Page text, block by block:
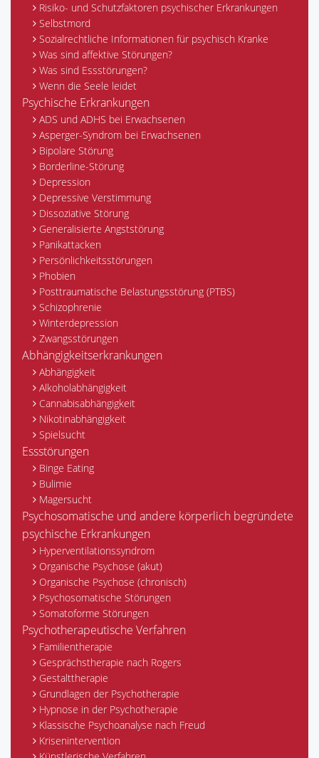
Risiko- und Schutzfaktoren psychischer Erkrankungen
Selbstmord
Sozialrechtliche Informationen für psychisch Kranke
Was sind affektive Störungen?
Was sind Essstörungen?
Wenn die Seele leidet
Psychische Erkrankungen
ADS und ADHS bei Erwachsenen
Asperger-Syndrom bei Erwachsenen
Bipolare Störung
Borderline-Störung
Depression
Depressive Verstimmung
Dissoziative Störung
Generalisierte Angststörung
Panikattacken
Persönlichkeitsstörungen
Phobien
Posttraumatische Belastungsstörung (PTBS)
Schizophrenie
Winterdepression
Zwangsstörungen
Abhängigkeitserkrankungen
Abhängigkeit
Alkoholabhängigkeit
Cannabisabhängigkeit
Nikotinabhängigkeit
Spielsucht
Essstörungen
Binge Eating
Bulimie
Magersucht
Psychosomatische und andere körperlich begründete
psychische Erkrankungen
Hyperventilationssyndrom
Organische Psychose (akut)
Organische Psychose (chronisch)
Psychosomatische Störungen
Somatoforme Störungen
Psychotherapeutische Verfahren
Familientherapie
Gesprächstherapie nach Rogers
Gestalttherapie
Grundlagen der Psychotherapie
Hypnose in der Psychotherapie
Klassische Psychoanalyse nach Freud
Krisenintervention